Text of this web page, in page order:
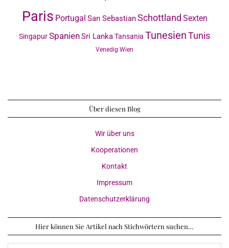
Paris Portugal San SebastianSchottland Sexten
SingapurSpanienSri LankaTansania TunesienTunis
Venedig Wien
Über diesen Blog
Wir über uns
Kooperationen
Kontakt
Impressum
Datenschutzerklärung
Hier können Sie Artikel nach Stichwörtern suchen…